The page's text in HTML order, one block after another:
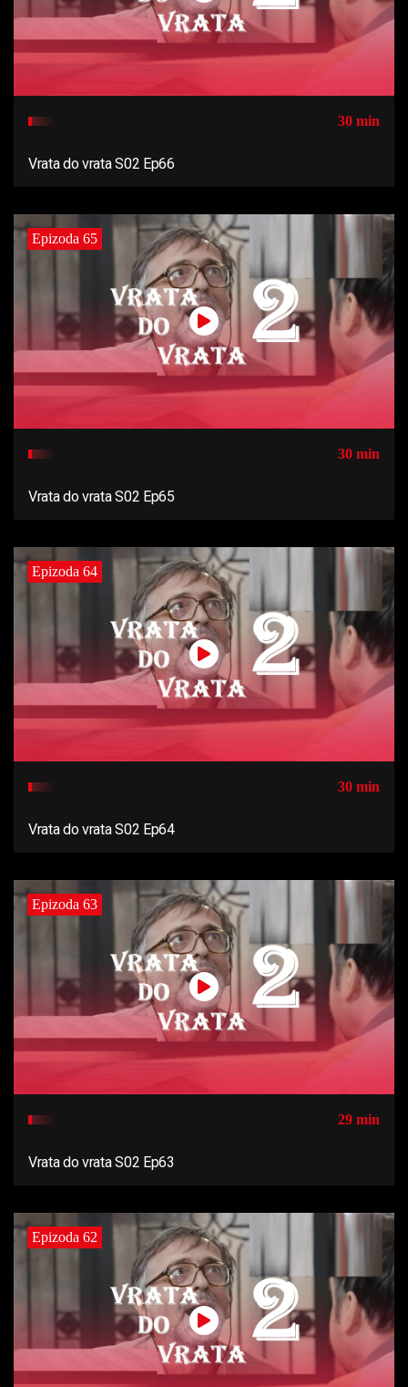
30 min
Vrata do vrata S02 Ep66
Epizoda 65
30 min
Vrata do vrata S02 Ep65
Epizoda 64
30 min
Vrata do vrata S02 Ep64
Epizoda 63
29 min
Vrata do vrata S02 Ep63
Epizoda 62